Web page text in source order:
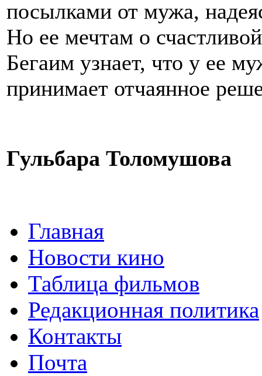
посылками от мужа,
Но ее мечтам о
Бегаим узнает, что у ее
принимает отчаянное
Гульбара Толомушова
Главная
Новости кино
Таблица фильмов
Редакционная политика
Контакты
Почта